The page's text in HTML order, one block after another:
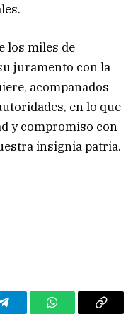
los miles de
juramento con la
acompañados
en lo que
y compromiso con
insignia patria.
TelegramWhatsAppCopy